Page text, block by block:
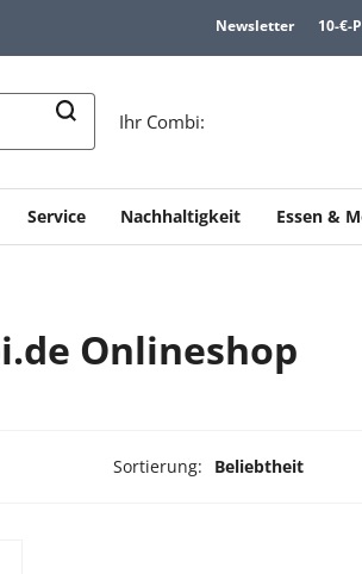
Newsletter 10-€-
Ihr Combi:
Service Nachhaltigkeit Essen &
Onlineshop
Sortierung: Beliebtheit